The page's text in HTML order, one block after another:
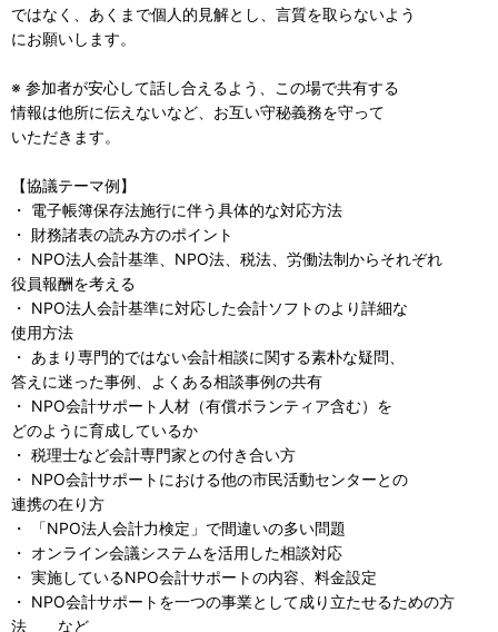
ではなく、あくまで個人的見解とし、言質を取らないよう
にお願いします。
※ 参加者が安心して話し合えるよう、この場で共有する
情報は他所に伝えないなど、お互い守秘義務を守って
いただきます。
【協議テーマ例】
・ 電子帳簿保存法施行に伴う具体的な対応方法
・ 財務諸表の読み方のポイント
・ NPO法人会計基準、NPO法、税法、労働法制からそれぞれ
役員報酬を考える
・ NPO法人会計基準に対応した会計ソフトのより詳細な
使用方法
・ あまり専門的ではない会計相談に関する素朴な疑問、
答えに迷った事例、よくある相談事例の共有
・ NPO会計サポート人材（有償ボランティア含む）を
どのように育成しているか
・ 税理士など会計専門家との付き合い方
・ NPO会計サポートにおける他の市民活動センターとの
連携の在り方
・ 「NPO法人会計力検定」で間違いの多い問題
・ オンライン会議システムを活用した相談対応
・ 実施しているNPO会計サポートの内容、料金設定
・ NPO会計サポートを一つの事業として成り立たせるための方
法 など